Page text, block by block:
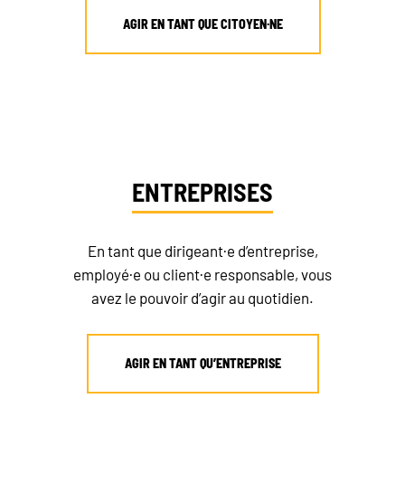
AGIR EN TANT QUE CITOYEN·NE
ENTREPRISES
En tant que dirigeant·e d’entreprise,
employé·e ou client·e responsable, vous
avez le pouvoir d’agir au quotidien.
AGIR EN TANT QU’ENTREPRISE